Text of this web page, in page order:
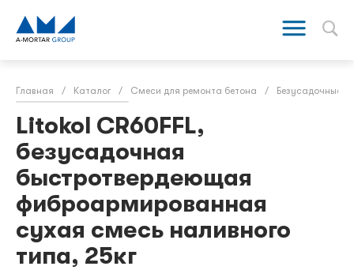
Главная / Каталог / Смеси для ремонта бетона / Безусадочные
Litokol CR60FFL,
безусадочная
быстротвердеющая
фиброармированная
сухая смесь наливного
типа, 25кг